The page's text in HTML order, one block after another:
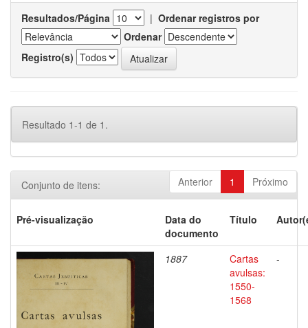
Resultados/Página | Ordenar registros por
Ordenar
Registro(s)
Resultado 1-1 de 1.
Anterior 1 Próximo
Conjunto de itens:
Pré-visualização
Data do
documento
Título
1887
Cartas
avulsas:
1550-
1568
-